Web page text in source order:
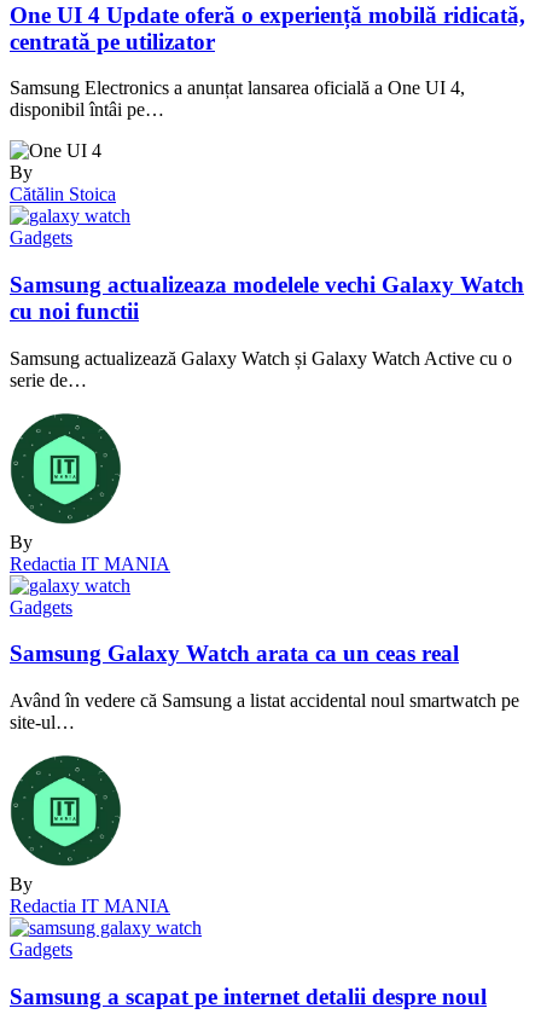
One UI 4 Update oferă o experiență mobilă ridicată,
centrată pe utilizator
Samsung Electronics a anunțat lansarea oficială a One UI 4,
disponibil întâi pe…
By
Cătălin Stoica
Gadgets
Samsung actualizeaza modelele vechi Galaxy Watch
cu noi functii
Samsung actualizează Galaxy Watch și Galaxy Watch Active cu o
serie de…
By
Redactia IT MANIA
Gadgets
Samsung Galaxy Watch arata ca un ceas real
Având în vedere că Samsung a listat accidental noul smartwatch pe
site-ul…
By
Redactia IT MANIA
Gadgets
Samsung a scapat pe internet detalii despre noul